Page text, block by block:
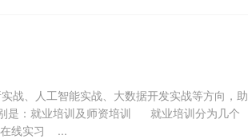
战、人工智能实战、大数据开发实战等方向，助
是：就业培训及师资培训 就业培训分为几个
在线实习 ...